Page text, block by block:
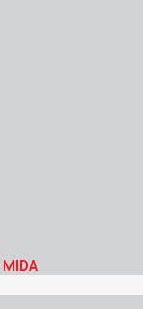
MIDA